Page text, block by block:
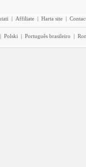
| Affiliate | Harta site |
| Polski | Português brasileiro |